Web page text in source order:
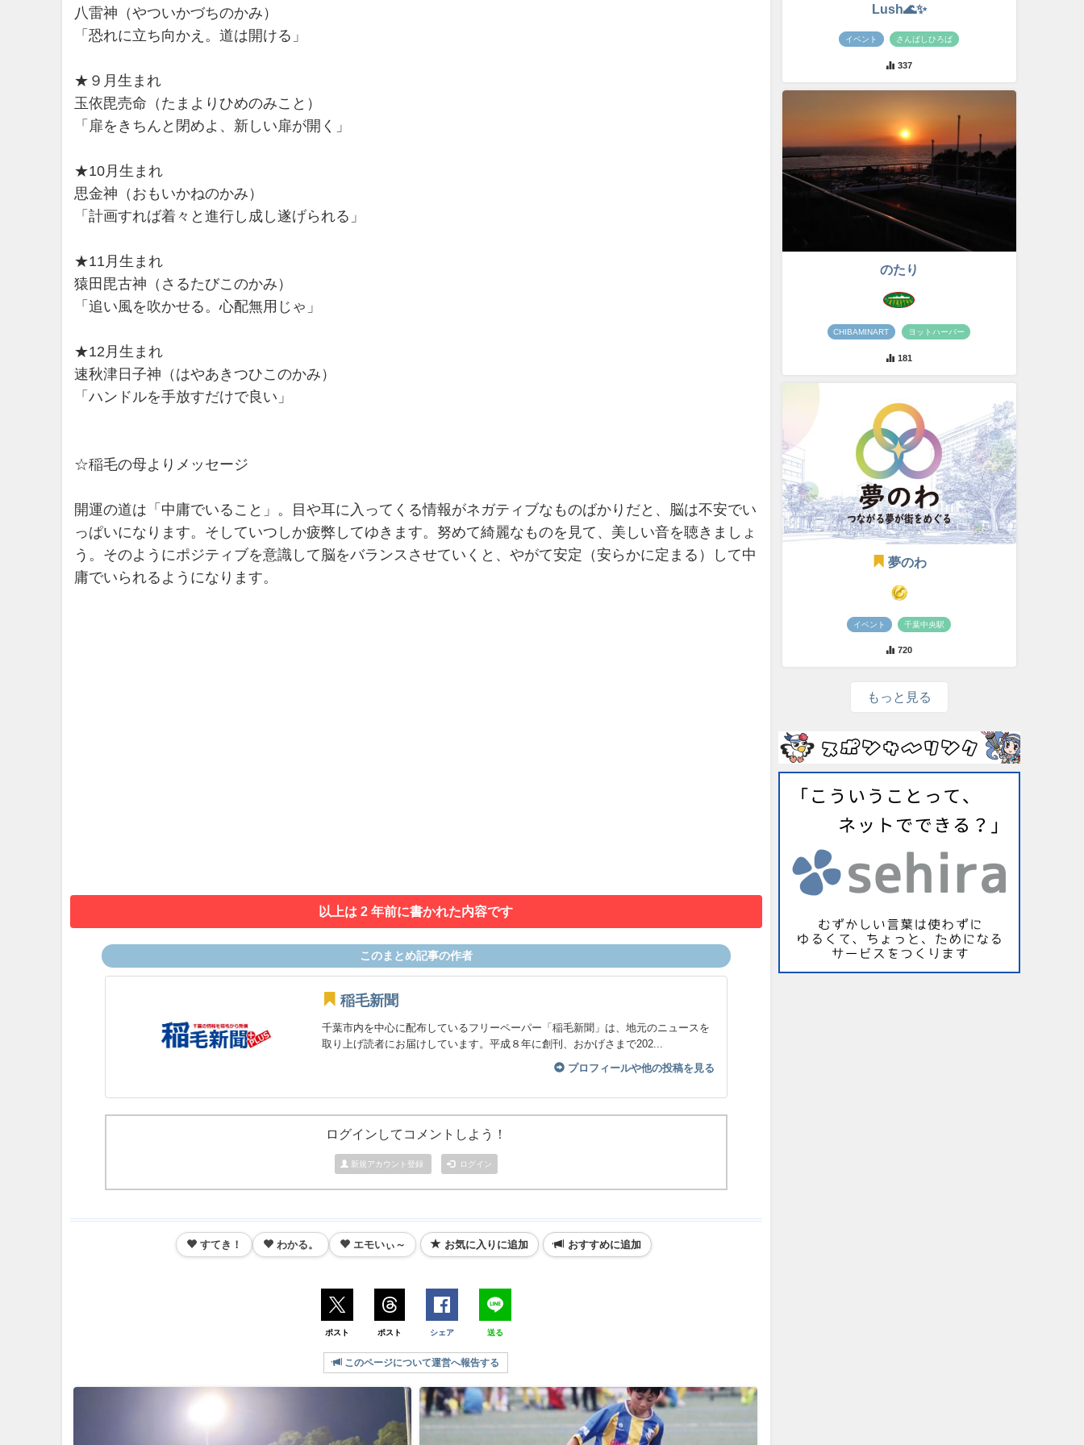
八雷神（やついかづちのかみ）
「恐れに立ち向かえ。道は開ける」
★９月生まれ
玉依毘売命（たまよりひめのみこと）
「扉をきちんと閉めよ、新しい扉が開く」
★10月生まれ
思金神（おもいかねのかみ）
「計画すれば着々と進行し成し遂げられる」
★11月生まれ
猿田毘古神（さるたびこのかみ）
「追い風を吹かせる。心配無用じゃ」
★12月生まれ
速秋津日子神（はやあきつひこのかみ）
「ハンドルを手放すだけで良い」
☆稲毛の母よりメッセージ
開運の道は「中庸でいること」。目や耳に入ってくる情報がネガティブなものばかりだと、脳は不安でい
っぱいになります。そしていつしか疲弊してゆきます。努めて綺麗なものを見て、美しい音を聴きましょ
う。そのようにポジティブを意識して脳をバランスさせていくと、やがて安定（安らかに定まる）して中
庸でいられるようになります。
以上は 2 年前に書かれた内容です
このまとめ記事の作者
稲毛新聞
千葉市内を中心に配布しているフリーペーパー「稲毛新聞」は、地元のニュースを
取り上げ読者にお届けしています。平成８年に創刊、おかげさまで202...
プロフィールや他の投稿を見る
ログインしてコメントしよう！
新規アカウント登録 ログイン
すてき！ わかる。 エモいぃ～ お気に入りに追加 おすすめに追加
ポスト ポスト シェア 送る
このページについて運営へ報告する
Lush🌊✨
イベント さんばしひろば
337
のたり
CHIBAMINART ヨットハーバー
181
夢のわ
イベント 千葉中央駅
720
もっと見る